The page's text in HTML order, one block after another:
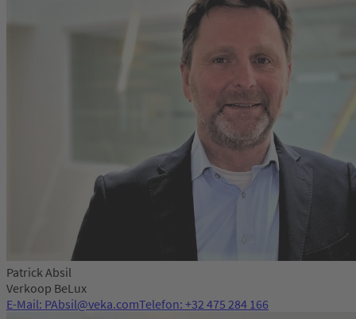
Patrick Absil
Verkoop BeLux
E-Mail: PAbsil@veka.comTelefon: +32 475 284 166